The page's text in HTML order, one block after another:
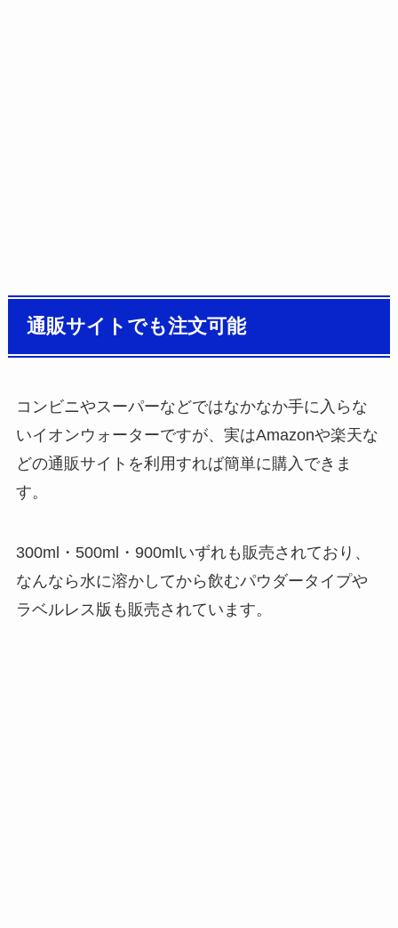
通販サイトでも注文可能
コンビニやスーパーなどではなかなか手に入らな
いイオンウォーターですが、実はAmazonや楽天な
どの通販サイトを利用すれば簡単に購入できま
す。
300ml・500ml・900mlいずれも販売されており、
なんなら水に溶かしてから飲むパウダータイプや
ラベルレス版も販売されています。